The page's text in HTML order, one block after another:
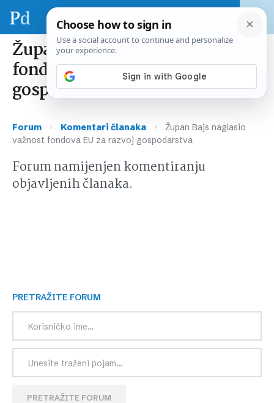
Župan Bajs naglasio važnost
fondova EU za razvoj
gospodarstva
Forum › Komentari članaka ›
Župan Bajs naglasio
važnost fondova EU za razvoj gospodarstva
Forum namijenjen komentiranju
objavljenih članaka.
PRETRAŽITE FORUM
PRETRAŽITE FORUM